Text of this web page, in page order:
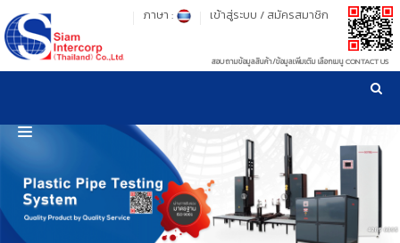
รู้ลึก รู้จริง เรื่องเครื่องมือทดสอบวัสดุ ! ยืน 1 เรื่องมาตรฐานการให้บริการ
เข้าสู่ระบบ / สมัครสมาชิก
ภาษา :
สอบถามข้อมูลสินค้า/ข้อมูลเพิ่มเติม เลือกเมนู CONTACT US
HOME
PRODUCT